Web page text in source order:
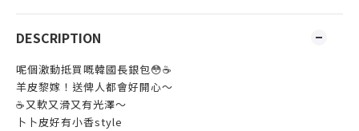
DESCRIPTION
呢個激動抵買嘅韓國長銀包😳☕️
羊皮黎嫁！送俾人都會好開心～
☕️又軟又滑又有光澤～
卜卜皮好有小香style